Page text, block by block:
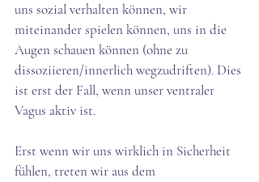
uns sozial verhalten können, wir
miteinander spielen können, uns in die
Augen schauen können (ohne zu
dissoziieren/innerlich wegzudriften). Dies
ist erst der Fall, wenn unser ventraler
Vagus aktiv ist.
Erst wenn wir uns wirklich in Sicherheit
fühlen, treten wir aus dem